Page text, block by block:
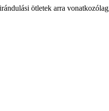
ötletek arra